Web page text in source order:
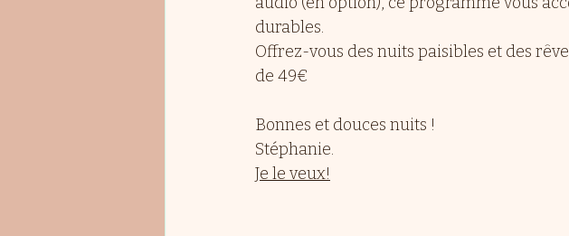
durables.
Offrez-vous des nuits paisibles et des
de 49€
Bonnes et douces nuits !
Stéphanie.
Je le veux!